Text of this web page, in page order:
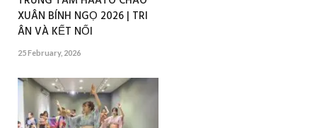
XUÂN BÍNH NGỌ 2026 | TRI
ÂN VÀ KẾT NỐI
25 February, 2026